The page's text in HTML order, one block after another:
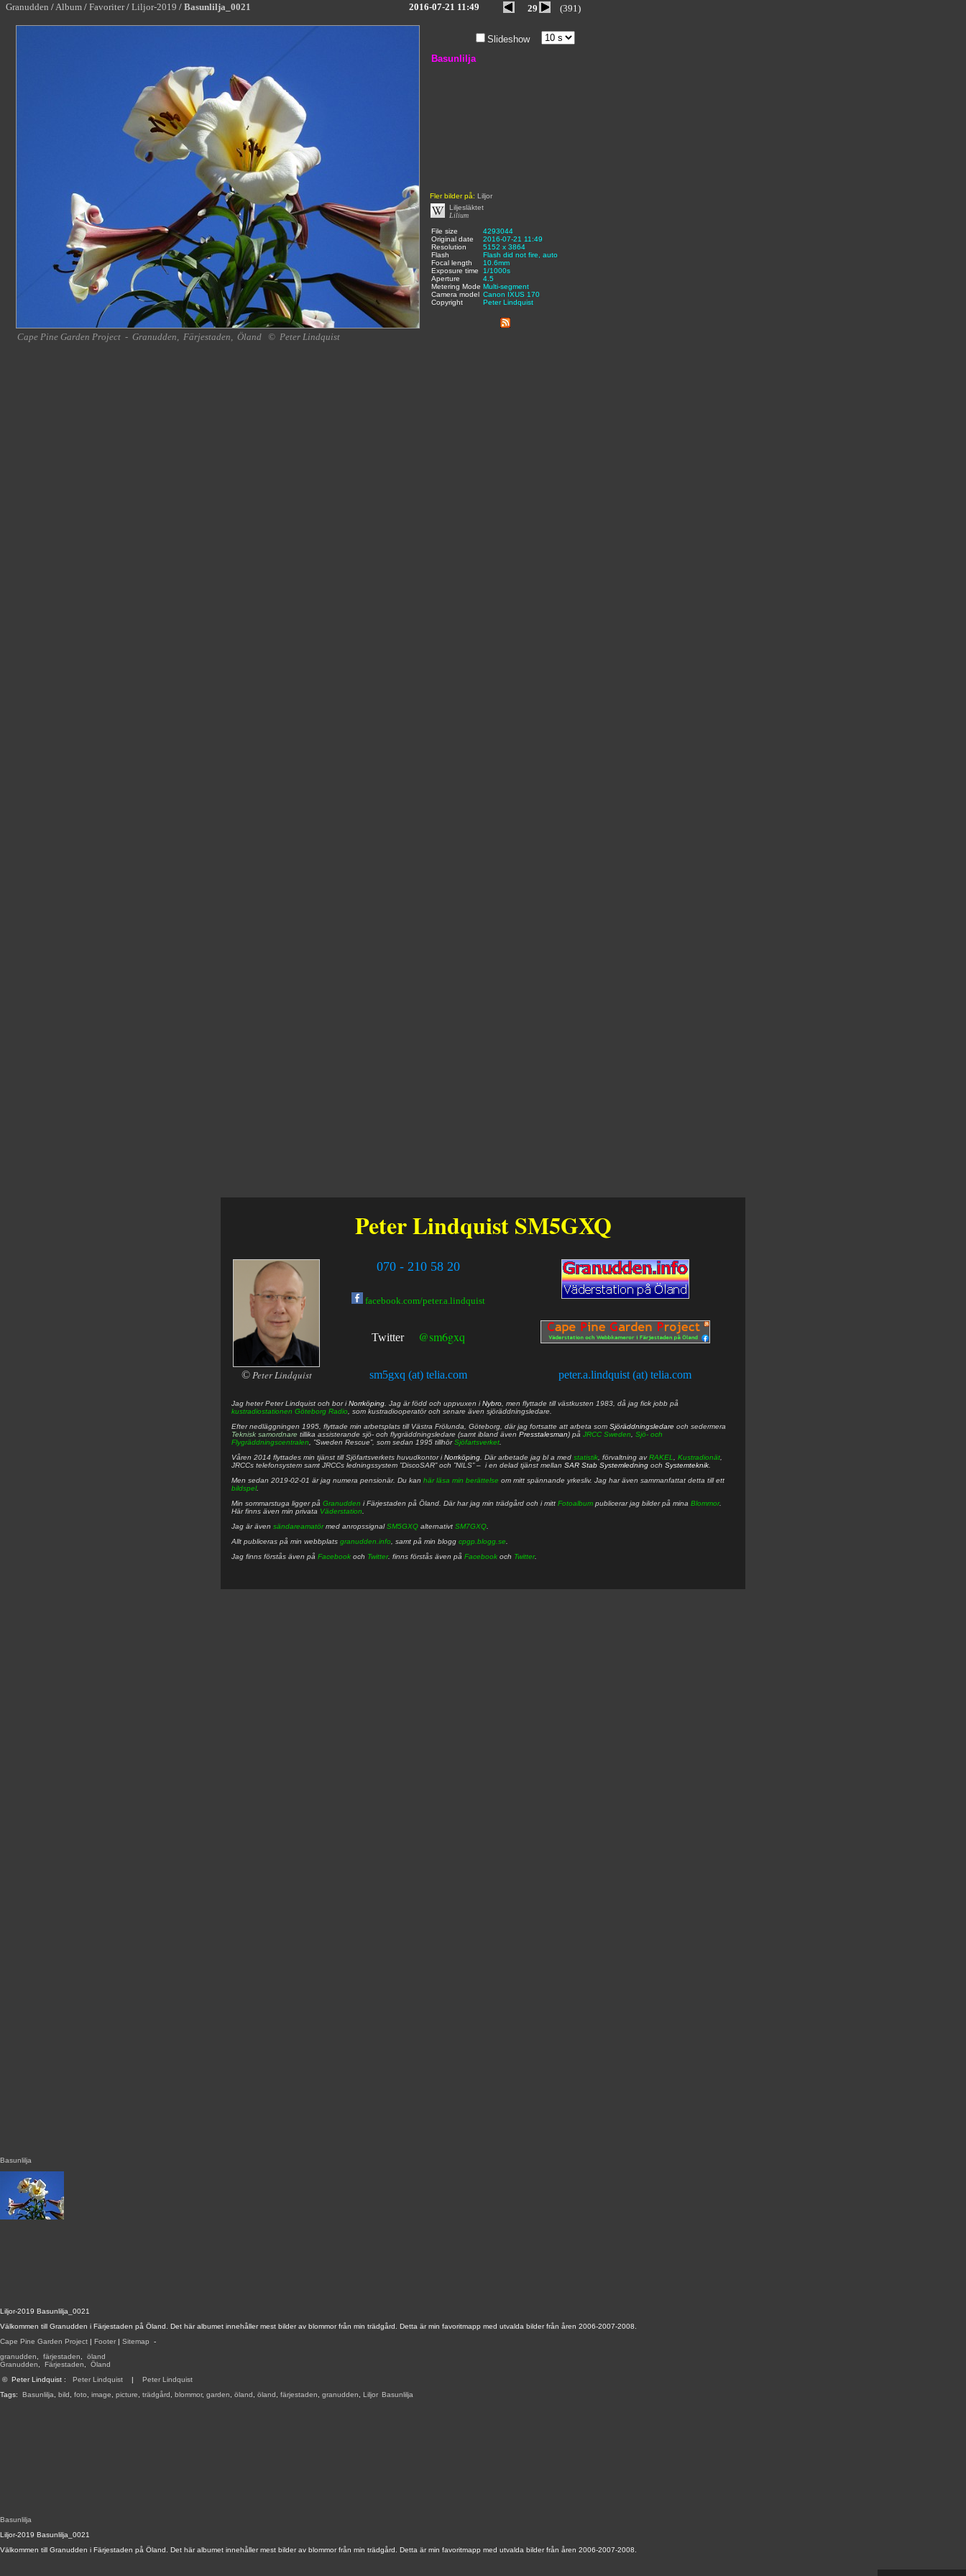
Granudden /Album / Favoriter / Liljor-2019 / Basunlilja_0021 2016-07-21 11:49 29 (391)
Slideshow
Basunlilja
Liljor-2019 Basunlilja_0021
Välkommen till Granudden i Färjestaden på Öland. Det här albumet innehåller mest bilder av blommor från min trädgård. Detta är min favoritmapp med utvalda bilder från åren 2006-2007-2008.
Cape Pine Garden Project | Footer | Sitemap -
granudden
färjestaden
öland
Granudden
Färjestaden
Öland
© Peter Lindquist : Peter Lindquist | Peter Lindquist
Tags: Basunlilja bild foto image picture trädgård blommor, garden öland öland färjestaden granudden Liljor, Basunlilja
Basunlilja
Fler bilder på: Liljor
Liljesläktet
Lilium
File size
4293044
Original date
2016-07-21 11:49
Resolution
5152 x 3864
Flash
Flash did not fire, auto
Focal length
10.6mm
Exposure time
1/1000s
Aperture
4.5
Metering Mode Multi-segment
Camera model Canon IXUS 170
Copyright
Peter Lindquist
Basunlilja
Liljor-2019 Basunlilja_0021
Välkommen till Granudden i Färjestaden på Öland. Det här albumet innehåller mest bilder av blommor från min trädgård. Detta är min favoritmapp med utvalda bilder från åren 2006-2007-2008.
Cape Pine Garden Project - Granudden, Färjestaden, Öland © Peter Lindquist
Peter Lindquist SM5GXQ
© Peter Lindquist
070 - 210 58 20
facebook.com/peter.a.lindquist
Twitter @sm6gxq
sm5gxq (at) telia.com peter.a.lindquist (at) telia.com
Jag heterPeter Lindquist och bor iNorrköping . Jag är född och uppvuxen iNybro , men flyttade till västkusten 1983, då jag fick jobb på
kustradiostationen Göteborg Radio , som kustradiooperatör och senare även sjöräddningsledare.
Efter nedläggningen 1995, flyttade min arbetsplats till Västra Frölunda, Göteborg, där jag fortsatte att arbeta som Sjöräddningsledare och sedermera
Teknisk samordnare tillika assisterande sjö- och flygräddningsledare (samt ibland även Presstalesman) på JRCC Sweden
Sjö- och
Flygräddningscentralen , ”Sweden Rescue”, som sedan 1995 tillhörSjöfartsverket
Våren 2014 flyttades min tjänst till Sjöfartsverkets huvudkontor iNorrköping . Där arbetade jag bl a med statistik , förvaltning avRAKEL Kustradionät
JRCCs telefonsystem samt JRCCs ledningssystem ”DiscoSAR” och ”NILS” – i en delad tjänst mellan SAR Stab Systemledning och Systemteknik
Men sedan 2019-02-01 är jag numera pensionär. Du kan här läsa min berättelse om mitt spännande yrkesliv. Jag har även sammanfattat detta till ett
bildspel.
Min sommarstuga ligger på Granudden i Färjestaden på Öland. Där har jag min trädgård och i mitt Fotoalbum publicerar jag bilder på mina Blommor.
Här finns även min privata Väderstation
Jag är även sändareamatörmed anropssignalSM5GXQ alternativt SM7GXQ
Allt publiceras på min webbplats granudden.info , samt på min blogg cpgp.blogg.se
Jag finns förstås även på Facebook och Twitter. finns förstås även på Facebook och Twitter.